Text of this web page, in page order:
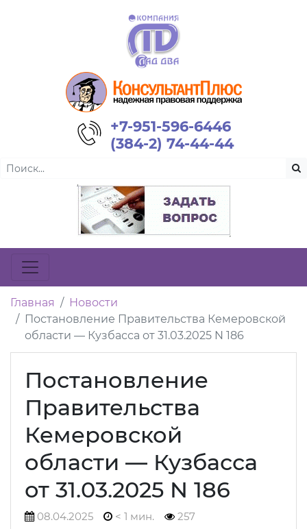
+7-951-596-6446
(384-2) 74-44-44
Главная
Новости
Постановление Правительства Кемеровской
области — Кузбасса от 31.03.2025 N 186
Постановление
Правительства
Кемеровской
области — Кузбасса
от 31.03.2025 N 186
08.04.2025 < 1 мин. 257